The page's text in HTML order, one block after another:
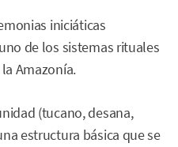
iniciáticas
de los sistemas rituales
Amazonía.
(tucano, desana,
estructura básica que se